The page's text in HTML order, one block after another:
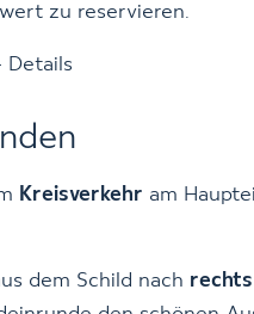
zu reservieren.
Details
Kreisverkehr am
dem Schild nach rechts